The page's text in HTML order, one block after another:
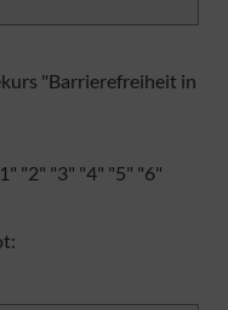
"Barrierefreiheit in
"2" "3" "4" "5" "6"